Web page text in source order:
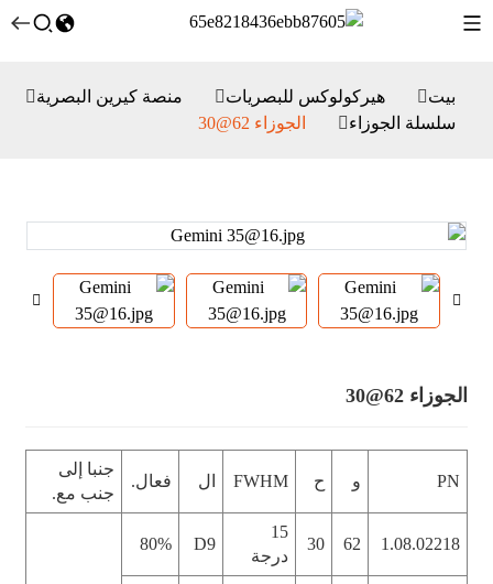
بيت هيركولوكس للبصريات
منصة كيرين البصرية
سلسلة الجوزاء
الجوزاء 62@30
الجوزاء 62@30
PN و ح FWHM ال فعال.
جنبا إلى
جنب مع.
1.08.02218
62
30
15
درجة
D9
80%